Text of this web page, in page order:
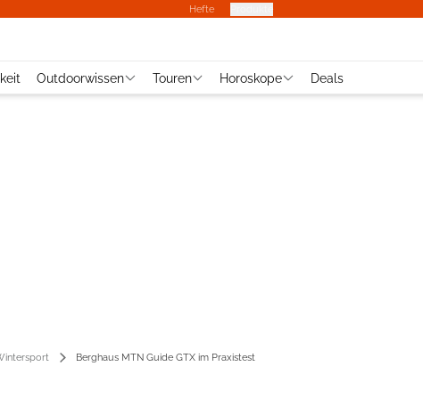
Hefte
Outdoorwissen Touren Horoskope Deals
Berghaus MTN Guide GTX im Praxistest